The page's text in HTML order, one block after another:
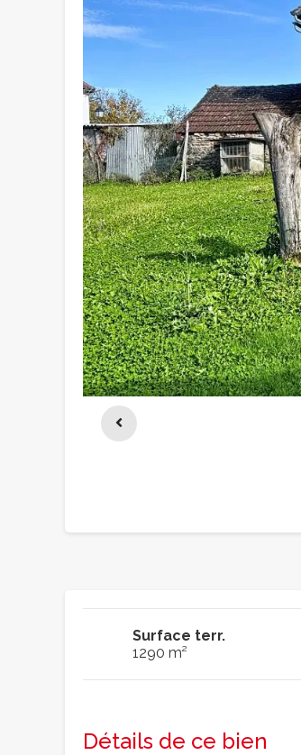
Surface terr.
1290 m²
Détails de ce bien